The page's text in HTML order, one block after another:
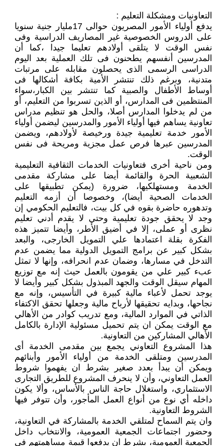
التعاونيات ومشكلة التعليم :
يدفع أولياء الأمور المصريون حوالى 17مليار جنية سنويا
على الدروس الخصوصية غير المصاريف الدراسية وفى
نفس الوقت لا يتلقى أولادهم تعليما جيدا ،كما أن
المدرسين أنفسهم يطحنون فى تلك العملية بعد اليوم
الدراسى الرسمى الذى يحصلون مقابله على مرتبات
متدنية، وبرغم ذلك تنتشر الأمية بكافة أشكالها فى
أوساط الأطفال والصبية كما تنتشر بين الكبار،سواء
المنتظمين فى المدارس، أو الذين تسربوا من التعليم، أو
من لم يدخلوا المدارس أصلا، والحل هو تنظيم مدراس
تعاونية يساهم فيها أولياء الأمور والمدرسين ليضمن أولياء
الأمور خدمة تعليمية جيدة ورخيصة لأولادهم، ويضمن
المدرسين عبرها فرص عمل مجزية ومريحة فى نفس
الوقت.
ومن ناحية أخرى فتعاونيات الخدمات الثقافية التعليمية
الشعبية الحرة والقائمة أيضا على مشاركة مقدمى
الخدمة ومستهلكيها، ضرورة (يمكن تطبيقها على
الخدمات الصحية أيضا)، وخصوصا أن أزمه التعليم
وتدهوره حاضرة بقوه في كل بيت، فالتعليم الحكومي إن
وجد لا يحقق جودة تعليمية وحتي لا يقدم أدني تعليم
نظرى أو عملى، إلا في أضيق الأطر، وأيضا تتميز هذه
الفكرة بقلة اعتمادها علي التمويل الخارجى، والبعد
بشكل كبير عن برامج التمويل الدولية مما يضمن عدم
التدخل في مسارها، وضمان عدم انحرافه، وإنها لا تمثل
عبء كبير علي من يقومون بالعمل حيث إنه مع توزيع
المهام سيقل الوقت والجهد المبذول بشكل كبير وأيضا لا
يوجد تحمل لأعباء مالية كبيرة في التأسيس، وإنه مع
نجاحها، وبدايه تحقيقها لأرباح مالية وجعلها تحقق الاكتفاء
الذاتي في الموارد المالية، ومع تدريب كوادر من الأهالي
مع الوقت يمكن ان يتم تحميل مسئولية الإدارة بالكامل
الأهالي المشاركين من التعاونية.
هذا المشروع التعاوني يجمع بين مقدمى الخدمة أى
المدرسين ومتلقى الخدمة من أولياء الأمور وأبنائهم
ويمكن أن يبدأ بعدد صغير بشرط ان يفهموا شروط
العمل التعاوني، وأن لا ينحرف المشروع للطريق التجارى
الاستثماري، واستغلال حاجة الناس بالأساس، وألا يكون
داخله أي نوع من أنواع العمل المأجور، وأن تتوفر فيها
الشروط التعاونية.
وان يتم السماح لمتلقي الخدمة بالمشاركة في التعاونية،
وحضور اجتماعات الجمعية العمومية، والانتخاب داخل
الجمعية العمومية، بشرط ان يدفعوا قيمة مساهمتهم فى